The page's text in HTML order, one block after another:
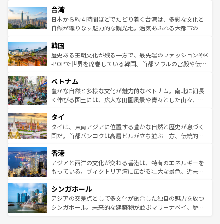
情報は
人々、おいしいローカルフードやハワイアンミュージッ
ク、伝統的なフラダンスなど、すべてがハワイの魅力を彩
っている。訪れるたびに新しい発見と感動が待っているハ
はコンテンツ一覧
リアリーフや大陸中央部にそびえるウルル（エアーズロッ
ク）、タスマニアの美しい原生林やケアンズの熱帯雨林な
ど、見どころがたくさん。また、カフェやワイン、オージ
いる。アクティビティも充実しており、サーフィンやダイ
ビング、ハイキングなど、アウトドア好きにはたまらな
い。オーストラリアの多彩な魅力を存分に味わいつくそ
参照してほしい。
台湾
日本から約４時間ほどでたどり着く台湾は、多彩な文化と
自然が織りなす魅力的な観光地。活気あふれる大都市の台
ン）、静ひつな山岳地帯である台湾東部など、都市の喧騒
と山間の静けさが共存しており、訪れる人に新しい発見と
驚きをもたらしてくれる。また、奥深い台湾の食文化も魅
容にもいいと評判のスイーツなど、バラエティ豊かな料理
が味わえる。 なお、新着の台湾情報は コンテンツ一覧を参
照してほしい。
韓国
歴史ある王朝文化が残る一方で、最先端のファッションやK
-POPで世界を席巻している韓国。首都ソウルの宮殿や伝統
き、地方に足を延ばせば四季折々の自然美を楽しむことが
できる。そして、キムチや焼肉、絶品のストリートフード
まで、さまざまな韓国料理が待っている。夜には、韓国な
リティに包まれながら、韓国の多彩な魅力を心ゆくまで味
わってみてほしい。 なお、新着の韓国情報はコンテンツ一
覧を参照してほしい。
ベトナム
豊かな自然と多様な文化が魅力的なベトナム。南北に細長
く伸びる国土には、広大な田園風景や青々とした山々、世
急速な発展と共に伝統が息づく。ハノイの古い町並みやホ
ーチミン市のフランス統治時代の建物も、独特の雰囲気を
醸し出している。また、バラエティの豊かさとおいしさで
とつ。フォーやバインミー、ベトナムコーヒーなどは、ぜ
ひ現地で味わいたい。どの地域を訪れてもあたたかい人々
が旅行者を迎えてくれるので、きっと忘れられない旅にな
参照してほしい。
タイ
タイは、東南アジアに位置する豊かな自然と歴史が息づく
国だ。首都バンコクは高層ビルが立ち並ぶ一方、伝統的な
の活気が交差している。北部ではチェンマイなどの山岳地
帯で自然と触れ合い、南部ではプーケットやクラビの美し
いビーチでリゾート気分を楽しむことができる。タイ料理
激する。気候は一年中温暖で、どの季節にも異なる楽しみ
が待っている。親しみやすいタイの人々、仏教を中心とし
た文化、そして多様な観光資源が、訪れる旅人を魅了し続
香港
アジアと西洋の文化が交わる香港は、特有のエネルギーを
もっている。ヴィクトリア湾に広がる壮大な景色、近未来
み、どこを訪れても感動するはず。観光スポットが密集し
ており、効率よく見どころを回れるのも魅力。息をのむよ
うな絶景から文化的な体験まで、香港を存分に楽しみ尽く
シンガポール
アジアの交差点として多文化が融合した独自の魅力を放つ
シンガポール。未来的な建築物が並ぶマリーナベイ、歴史